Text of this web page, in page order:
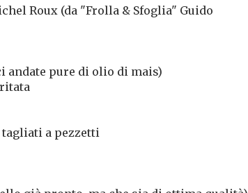
Roux (da "Frolla & Sfoglia" Guido
andate pure di olio di mais)
a pezzetti